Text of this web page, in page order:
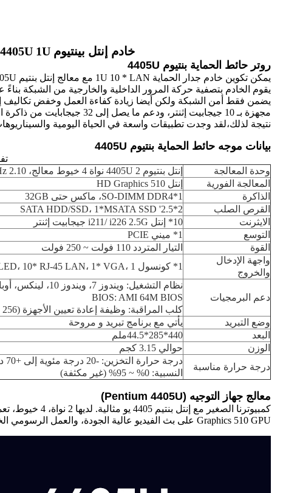
خادم إنتل بينتيوم 4405U 1U مع 10 إيثيرنت DDR4 32G ذاكرة الوصول العشوائي و ويندوز 10 لينكس
روتر حائط الحماية بنتيوم 4405U
يمكن تكوين خادم جدار الحماية 1U 10 * LAN مع معالج إنتل بنتيم 4405U. إنه يجمع بين بوابة، جدار الحماية، جهاز توجيه، ووظائف مراقبة المحتوى،تلبية متطلبات مختلفة للأجهزة.
يقوم الخادم بتصفية حركة المرور الداخلية والخارجية من الشبكة
يضمن فقط أمن الشبكة ولكن أيضا زيادة كفاءة العمل وخفض تكاليف
نتيجة لذلك،لقد وجدت تطبيقات واسعة في الحياة اليومية
بيانات موجه حائط الحماية بنتيوم 4405U
وحدة المعالجة
إنتل بنتيوم 4405U 2 نواة 4 خيوط معالج، 2.10 GHz معالج التردد الأساسي، 2 MB ذاكرة التخزين المؤقت، 15 واط TDP
المعالجة الفورية
إنتل HD Graphics 510
الذاكرة
1*SO-DIMM DDR4، ماكس حتى 32GB
القرص الصلب
2*2.5' SATA HDD/SSD، 1*MSATA SSD
الايثرنت
10* إنتل i211/ i226 2.5G جيجابيت إثنتر
التوسع
1* ميني PCIE
القوة
التيار المتردد 110 فولت ~ 250 فولت
واجهة الإدخال
والخروج
1* كونسول RJ45، 2*USB3.02* LED، 10* RJ-45 LAN، 1* VGA، 1* زر التشغيل، 1* DC
دعم البرمجيات
نظام التشغيل: ويندوز 7، ويندوز 10، لينكس، أوبانتو 1604، CentOS 7.0;
BIOS: AMI 64M BIOS
كلب المراقبة: وظيفة إعادة تعيين الأجهزة (256 مستوى، 0-255 ثانية)
وضع التبريد
يأتي مع برنامج تبريد و مروحة
البعد
440*285*44.5ملم
الوزن
حوالي 3.15 كجم
درجة حرارة مناسبة
النسبية: 0% ~ 95% (غير مكثفة)
معالج جهاز التوجيه (Pentium 4405U)
Graphics 510 GPU على بث الفيديو عالية الجودة، والعمل الرسومي الخفيف، والألعاب العادية.